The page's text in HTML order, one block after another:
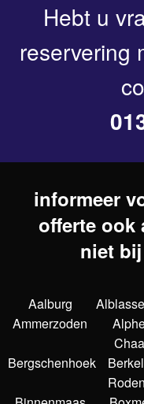
Hebt u
reservering
informeer
offerte ook
niet
Aalburg
Ammerzoden
Bergschenhoek